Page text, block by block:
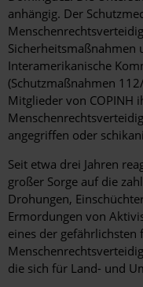
anhängig. Der
Sicherheitsmaßnahmen
Interamerikanische
(Schutzmaßnahmen
Mitglieder von COPINH
angegriffen oder
Seit etwa drei Jahren
großer Sorge auf die
Drohungen,
Ermordungen von
eines der gefährlichsten
die sich für Land- und